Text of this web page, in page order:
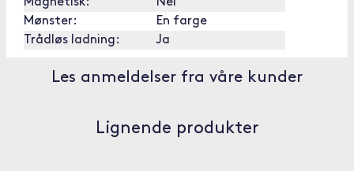
Mønster:
En farge
Trådløs ladning:
Ja
Les anmeldelser fra våre kunder
Lignende produkter